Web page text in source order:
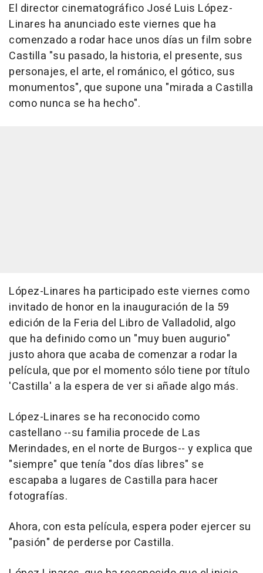
El director cinematográfico José Luis López-
Linares ha anunciado este viernes que ha
comenzado a rodar hace unos días un film sobre
Castilla "su pasado, la historia, el presente, sus
personajes, el arte, el románico, el gótico, sus
monumentos", que supone una "mirada a Castilla
como nunca se ha hecho".
López-Linares ha participado este viernes como
invitado de honor en la inauguración de la 59
edición de la Feria del Libro de Valladolid, algo
que ha definido como un "muy buen augurio"
justo ahora que acaba de comenzar a rodar la
película, que por el momento sólo tiene por título
'Castilla' a la espera de ver si añade algo más.
López-Linares se ha reconocido como
castellano --su familia procede de Las
Merindades, en el norte de Burgos-- y explica que
"siempre" que tenía "dos días libres" se
escapaba a lugares de Castilla para hacer
fotografías.
Ahora, con esta película, espera poder ejercer su
"pasión" de perderse por Castilla.